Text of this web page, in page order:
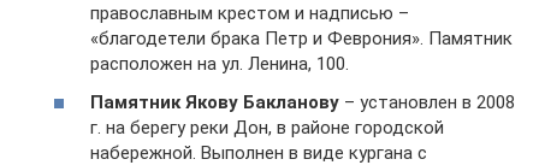
православным крестом и надписью –
«благодетели брака Петр и Феврония». Памятник
расположен на ул. Ленина, 100.
Памятник Якову Бакланову – установлен в 2008
г. на берегу реки Дон, в районе городской
набережной. Выполнен в виде кургана с